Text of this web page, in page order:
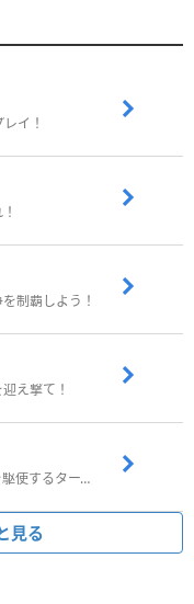
イ！
制覇しよう！
え撃て！
武器の『アビリティ』と『戦神』を駆使するターン制コマンドバトルRPG！
見る